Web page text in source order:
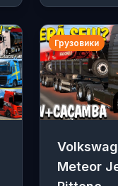
Грузовики
Meteor